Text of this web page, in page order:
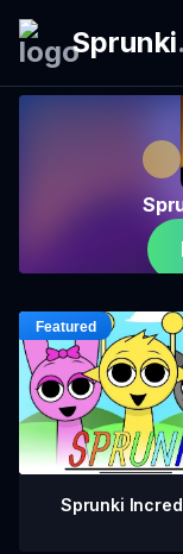
Sprunki.
Sprunki